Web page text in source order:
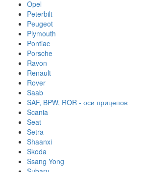
Opel
Peterbilt
Peugeot
Plymouth
Pontiac
Porsche
Ravon
Renault
Rover
Saab
SAF, BPW, ROR - оси прицепов
Scania
Seat
Setra
Shaanxi
Skoda
Ssang Yong